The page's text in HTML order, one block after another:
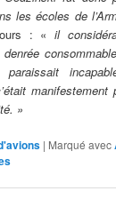
les écoles de
: «il
manifestement
»
| Marqué avec